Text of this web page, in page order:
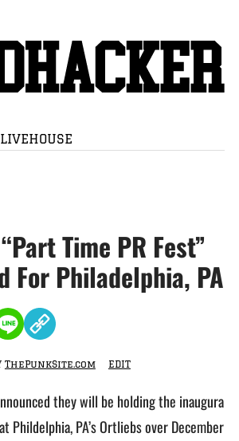
LIVEHOUSE
Time PR Fest”
For Philadelphia, PA
ThePunkSite.com EDIT
they will be holding the inaugura
Phildelphia, PA’s Ortliebs over December